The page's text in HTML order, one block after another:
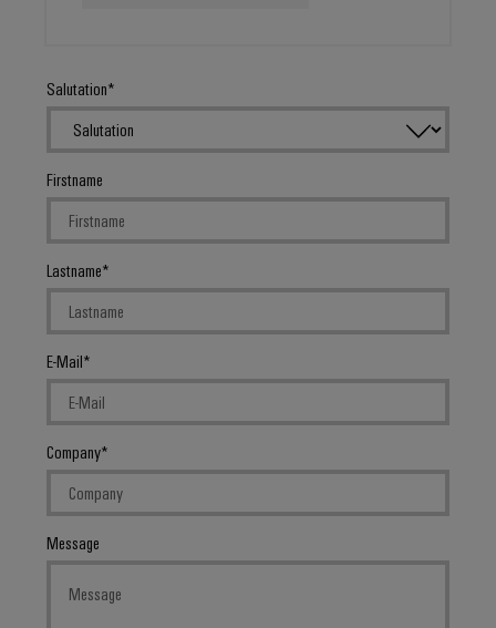
Salutation
Firstname
Lastname
E-Mail
Company
Message